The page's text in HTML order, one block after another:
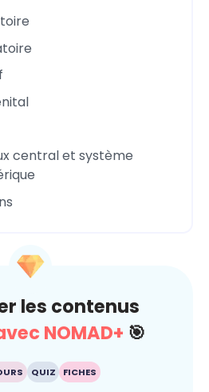
central et système
les contenus
NOMAD+ 🎯
QUIZ FICHES